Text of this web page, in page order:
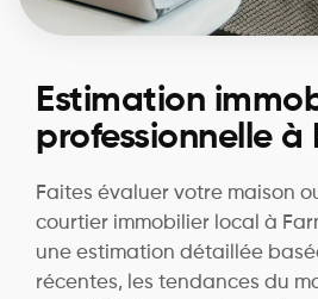
Estimation
professionnelle à
Faites évaluer votre maison
courtier immobilier local à
une estimation détaillée
récentes, les tendances du